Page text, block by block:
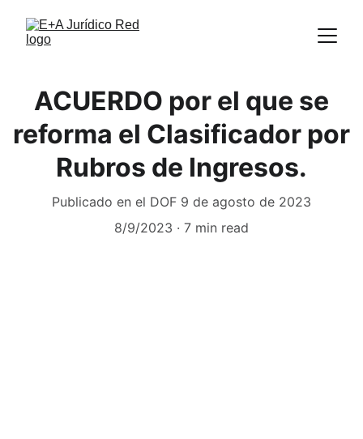
ACUERDO por el que se
reforma el Clasificador por
Rubros de Ingresos.
Publicado en el DOF 9 de agosto de 2023
8/9/2023
7 min read